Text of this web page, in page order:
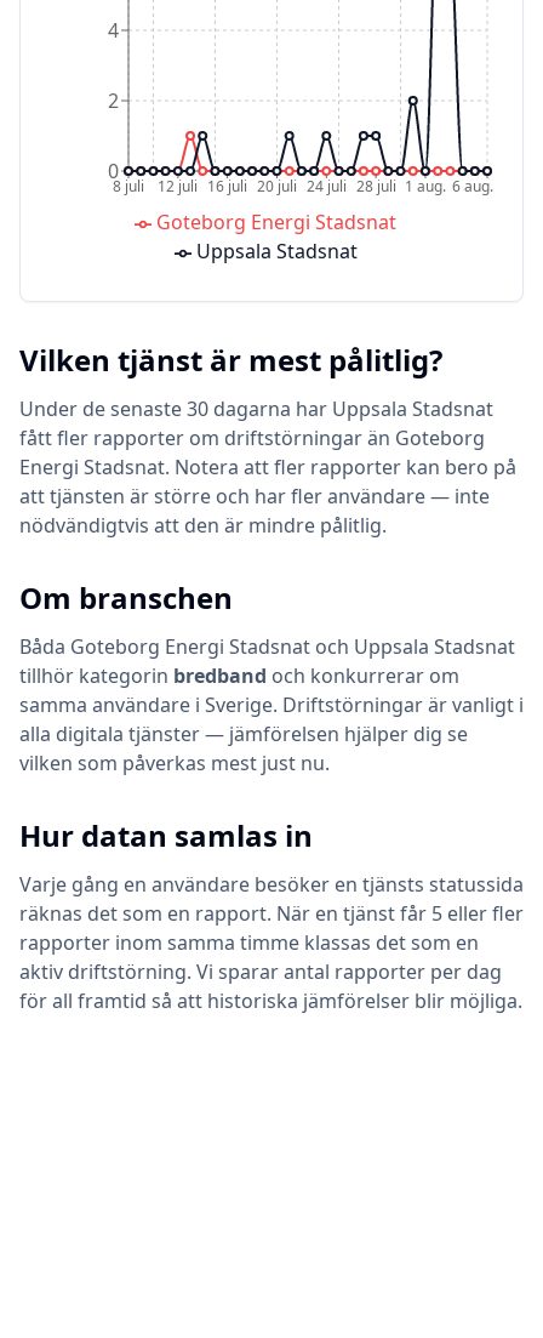
8 juli 12 juli 16 juli 20 juli 24 juli 28 juli 1 aug. 6 aug.
0
2
4
Goteborg Energi Stadsnat
Uppsala Stadsnat
Vilken tjänst är mest pålitlig?
Under de senaste 30 dagarna har Uppsala Stadsnat
fått fler rapporter om driftstörningar än Goteborg
Energi Stadsnat. Notera att fler rapporter kan bero på
att tjänsten är större och har fler användare — inte
nödvändigtvis att den är mindre pålitlig.
Om branschen
Båda Goteborg Energi Stadsnat och Uppsala Stadsnat
tillhör kategorin bredband och konkurrerar om
samma användare i Sverige. Driftstörningar är vanligt i
alla digitala tjänster — jämförelsen hjälper dig se
vilken som påverkas mest just nu.
Hur datan samlas in
Varje gång en användare besöker en tjänsts statussida
räknas det som en rapport. När en tjänst får 5 eller fler
rapporter inom samma timme klassas det som en
aktiv driftstörning. Vi sparar antal rapporter per dag
för all framtid så att historiska jämförelser blir möjliga.